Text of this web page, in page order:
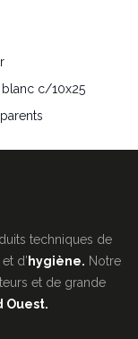
c/10x25
techniques de
et d’ hygiène. Notre
et de grande
Ouest.